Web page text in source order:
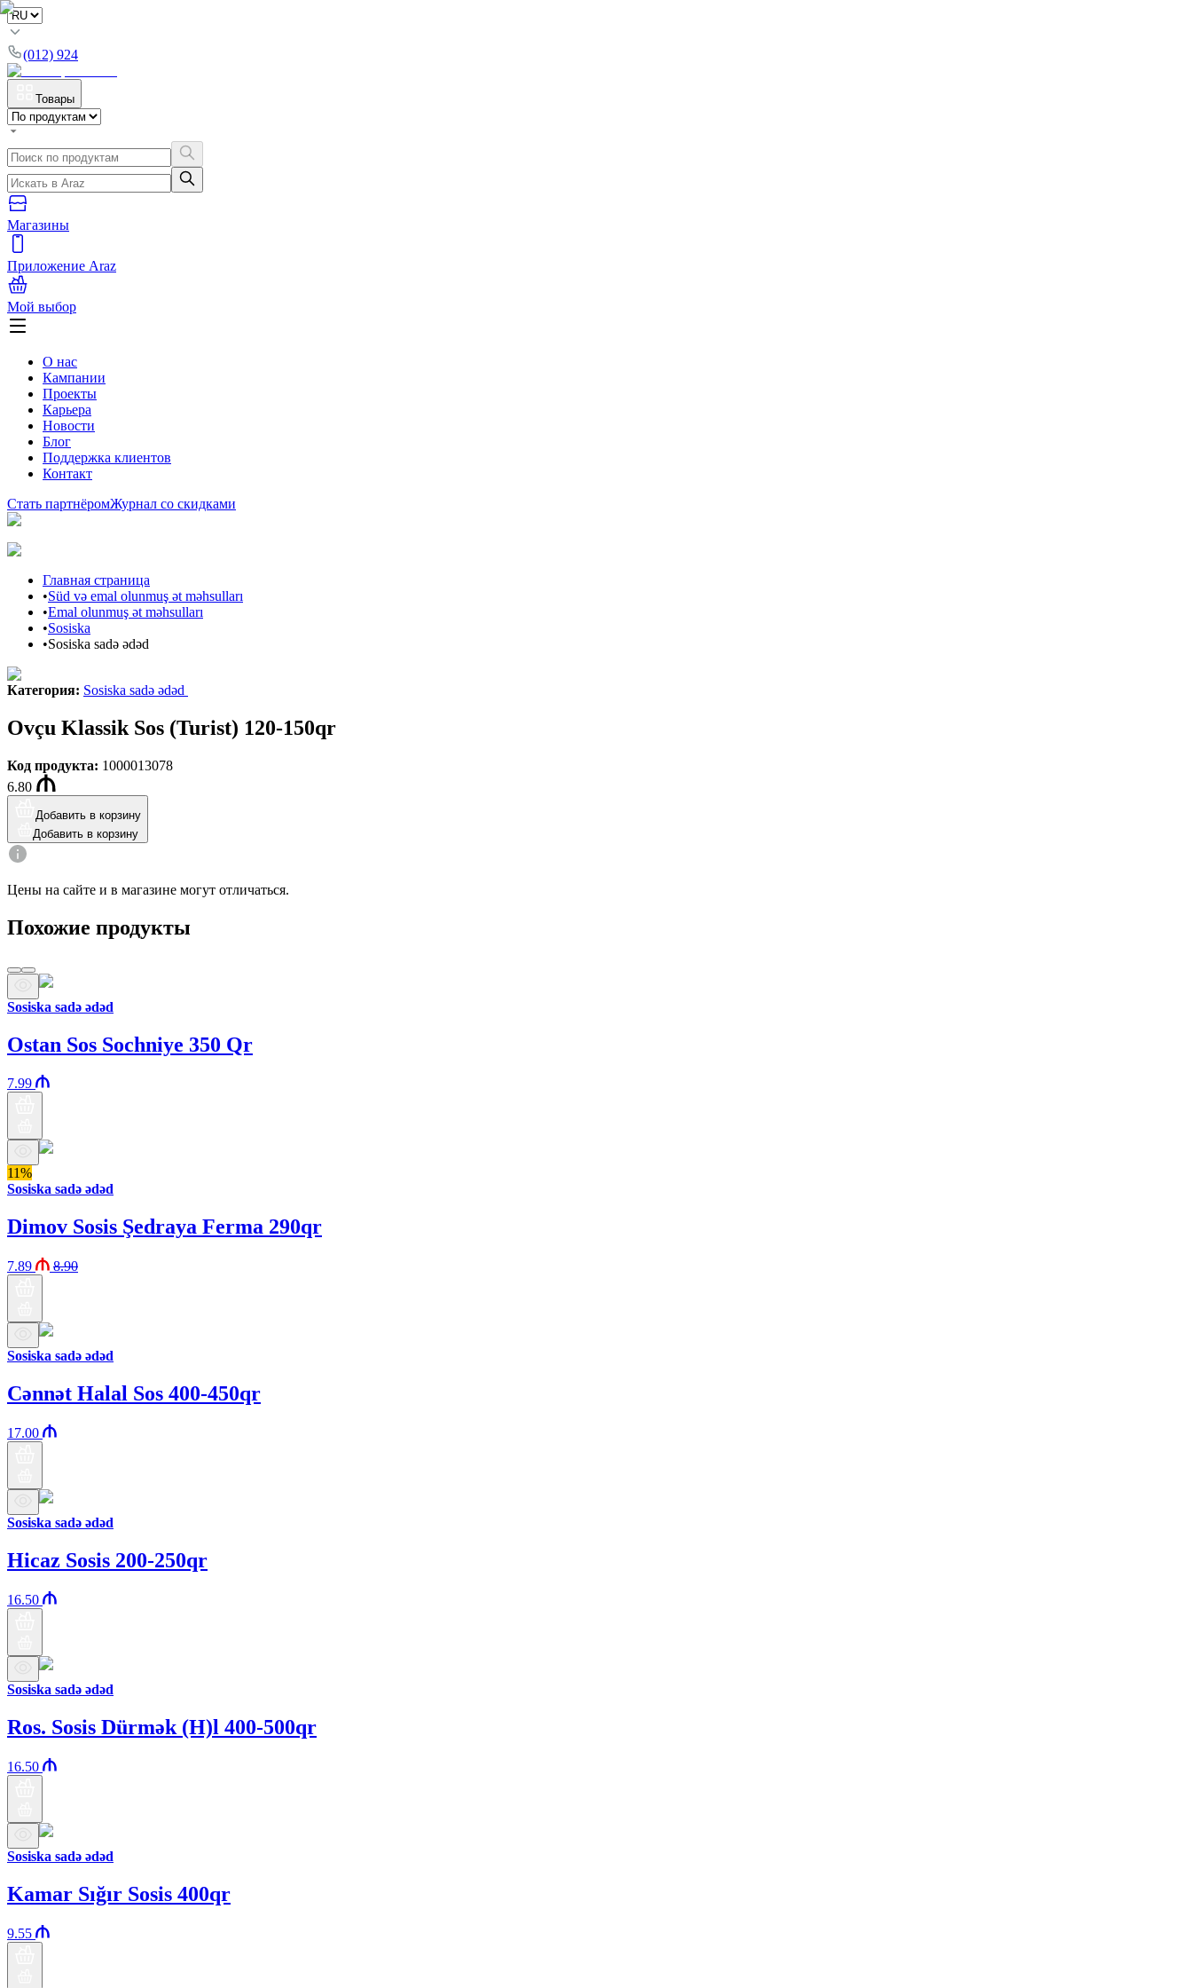
(012) 924
Товары
Магазины
Приложение Araz
Мой выбор
О нас
Кампании
Проекты
Карьера
Новости
Блог
Поддержка клиентов
Контакт
Стать партнёромЖурнал со скидками
Главная страница
•Süd və emal olunmuş ət məhsulları
•Emal olunmuş ət məhsulları
•Sosiska
•Sosiska sadə ədəd
Категория: Sosiska sadə ədəd
Ovçu Klassik Sos (Turist) 120-150qr
Код продукта: 1000013078
6.80
Добавить в корзину
Добавить в корзину
Цены на сайте и в магазине могут отличаться.
Похожие продукты
Sosiska sadə ədəd
Ostan Sos Sochniye 350 Qr
7.99
11%
Sosiska sadə ədəd
Dimov Sosis Şedraya Ferma 290qr
7.89 8.90
Sosiska sadə ədəd
Cənnət Halal Sos 400-450qr
17.00
Sosiska sadə ədəd
Hicaz Sosis 200-250qr
16.50
Sosiska sadə ədəd
Ros. Sosis Dürmək (H)l 400-500qr
16.50
Sosiska sadə ədəd
Kamar Sığır Sosis 400qr
9.55